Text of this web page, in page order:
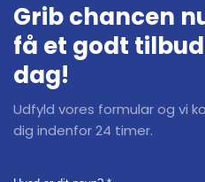
Grib chancen
få et godt
dag!
Udfyld vores formular og vi
dig indenfor 24 timer.